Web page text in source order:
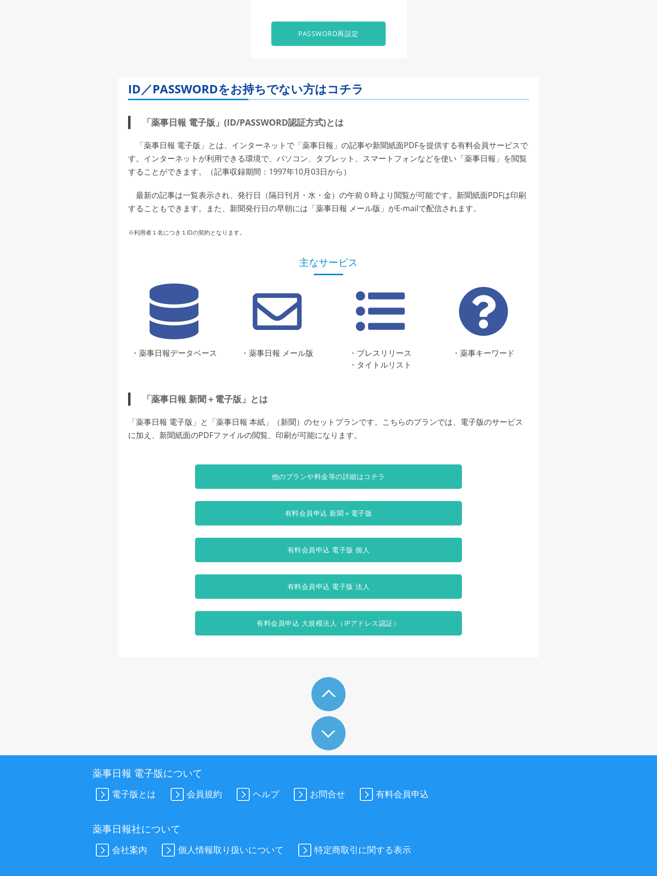
PASSWORD再設定
ID／PASSWORDをお持ちでない方はコチラ
「薬事日報 電子版」(ID/PASSWORD認証方式)とは
「薬事日報 電子版」とは、インターネットで「薬事日報」の記事や新聞紙面PDFを提供する有料会員サービスで
す。インターネットが利用できる環境で、パソコン、タブレット、スマートフォンなどを使い「薬事日報」を閲覧
することができます。（記事収録期間：1997年10月03日から）
最新の記事は一覧表示され、発行日（隔日刊月・水・金）の午前０時より閲覧が可能です。新聞紙面PDFは印刷
することもできます。また、新聞発行日の早朝には「薬事日報 メール版」がE-mailで配信されます。
※利用者１名につき１IDの契約となります。
主なサービス
・薬事日報データベース ・薬事日報 メール版
・プレスリリース
・タイトルリスト
・薬事キーワード
「薬事日報 新聞＋電子版」とは
「薬事日報 電子版」と「薬事日報 本紙」（新聞）のセットプランです。こちらのプランでは、電子版のサービス
に加え、新聞紙面のPDFファイルの閲覧、印刷が可能になります。
他のプランや料金等の詳細はコチラ
有料会員申込 新聞＋電子版
有料会員申込 電子版 個人
有料会員申込 電子版 法人
有料会員申込 大規模法人（IPアドレス認証）
薬事日報 電子版について
電子版とは 会員規約 ヘルプ お問合せ 有料会員申込
薬事日報社について
会社案内 個人情報取り扱いについて 特定商取引に関する表示